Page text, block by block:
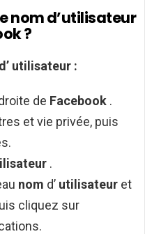
nom d’utilisateur
?
d’ utilisateur :
de Facebook .
et vie privée, puis
.
nom d’ utilisateur et
cliquez sur